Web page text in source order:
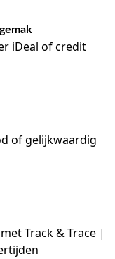
iDeal of credit
of gelijkwaardig
Track & Trace |